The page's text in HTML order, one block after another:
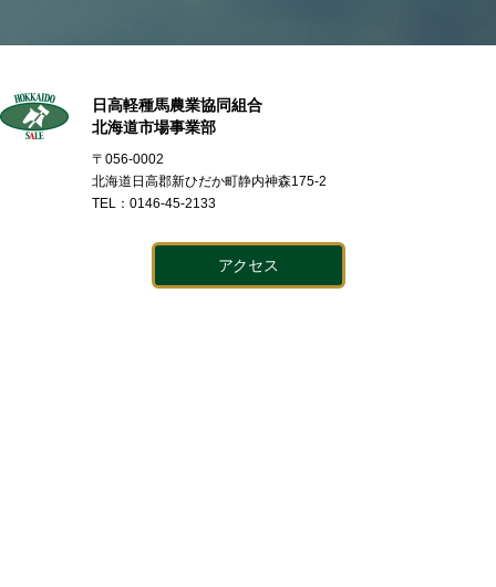
日高軽種馬農業協同組合
北海道市場事業部
〒056-0002
北海道日高郡新ひだか町静内神森175-2
TEL：0146-45-2133
アクセス